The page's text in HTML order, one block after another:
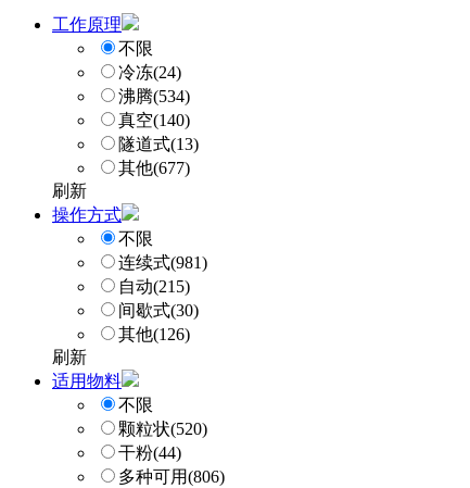
工作原理
不限
冷冻(24)
沸腾(534)
真空(140)
隧道式(13)
其他(677)
刷新
操作方式
不限
连续式(981)
自动(215)
间歇式(30)
其他(126)
刷新
适用物料
不限
颗粒状(520)
干粉(44)
多种可用(806)